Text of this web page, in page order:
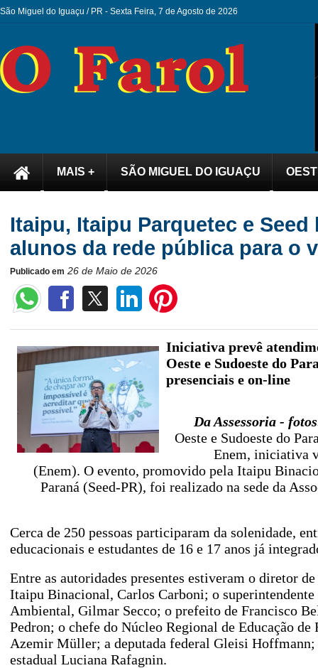
São Miguel do Iguaçu / PR - Sexta Feira, 7 de Agosto de 2026
MAIS + SÃO MIGUEL DO IGUAÇU
Itaipu, Itaipu Parquetec e
alunos da rede pública para o
Publicado em 26 de Maio de 2026
Iniciativa prevê
Oeste e Sudoeste do
presenciais e on-line
Da Assessoria -
Oeste e Sudoeste do
Enem, iniciativa
(Enem). O evento, promovido pela Itaipu
Paraná (Seed-PR), foi realizado na sede da
Cerca de 250 pessoas participaram da solenidade,
educacionais e estudantes de 16 e 17 anos já
Entre as autoridades presentes estiveram o diretor
Itaipu Binacional, Carlos Carboni; o superintendente
Ambiental, Gilmar Secco; o prefeito de Francisco
Pedron; o chefe do Núcleo Regional de Educação
Azemir Müller; a deputada federal Gleisi Hoffmann;
estadual Luciana Rafagnin.